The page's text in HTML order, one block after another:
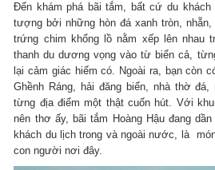
Đến khám phá bãi tắm, bất cứ du khách
tượng bởi những hòn đá xanh tròn,
trứng chim khổng lồ nằm xếp lên nhau
thanh du dương vọng vào từ biển cả,
lại cảm giác hiếm có. Ngoài ra, bạn còn
Ghềnh Ráng, hải đăng biển, nhà thờ
từng địa điểm một thật cuốn hút. Với
nên thơ ấy, bãi tắm Hoàng Hậu đang
khách du lịch trong và ngoài nước, là
con người nơi đây.